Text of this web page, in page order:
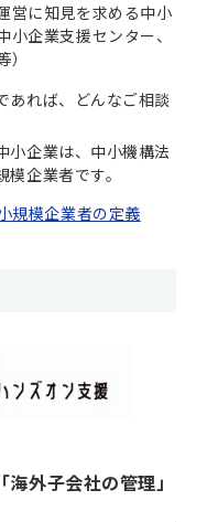
営に知見を求める中小
企業支援センター、
あれば、どんなご相談
小企業は、中小機構法
企業者です。
規模企業者の定義
外子会社の管理」